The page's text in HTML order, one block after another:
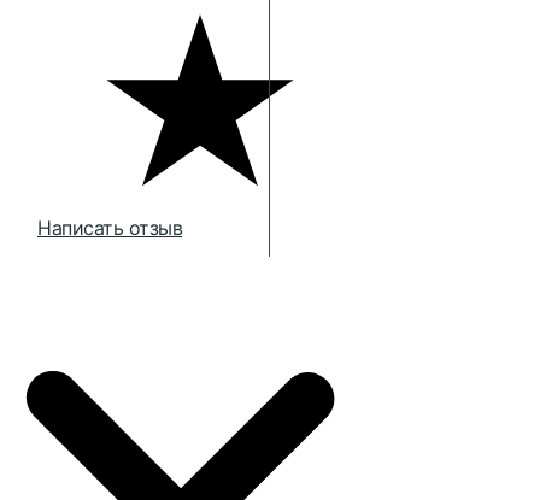
Написать отзыв